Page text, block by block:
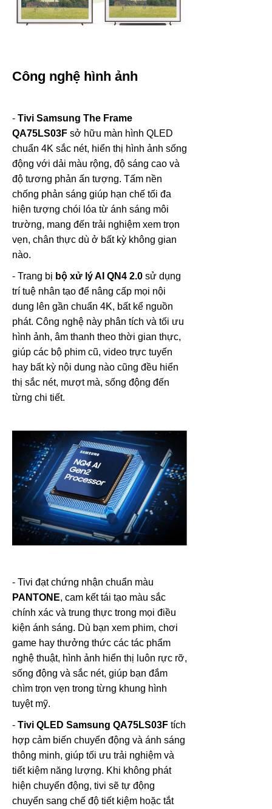
Công nghệ hình ảnh
- Tivi Samsung The Frame
QA75LS03F sở hữu màn hình QLED
chuẩn 4K sắc nét, hiển thị hình ảnh sống
động với dải màu rộng, độ sáng cao và
độ tương phản ấn tượng. Tấm nền
chống phản sáng giúp hạn chế tối đa
hiện tượng chói lóa từ ánh sáng môi
trường, mang đến trải nghiệm xem trọn
vẹn, chân thực dù ở bất kỳ không gian
nào.
- Trang bị bộ xử lý AI QN4 2.0 sử dụng
trí tuệ nhân tạo để nâng cấp mọi nội
dung lên gần chuẩn 4K, bất kể nguồn
phát. Công nghệ này phân tích và tối ưu
hình ảnh, âm thanh theo thời gian thực,
giúp các bộ phim cũ, video trực tuyến
hay bất kỳ nội dung nào cũng đều hiển
thị sắc nét, mượt mà, sống động đến
từng chi tiết.
- Tivi đạt chứng nhận chuẩn màu
PANTONE, cam kết tái tạo màu sắc
chính xác và trung thực trong mọi điều
kiện ánh sáng. Dù bạn xem phim, chơi
game hay thưởng thức các tác phẩm
nghệ thuật, hình ảnh hiển thị luôn rực rỡ,
sống động và sắc nét, giúp bạn đắm
chìm trọn vẹn trong từng khung hình
tuyệt mỹ.
- Tivi QLED Samsung QA75LS03F tích
hợp cảm biến chuyển động và ánh sáng
thông minh, giúp tối ưu trải nghiệm và
tiết kiệm năng lượng. Khi không phát
hiện chuyển động, tivi sẽ tự động
chuyển sang chế độ tiết kiệm hoặc tắt